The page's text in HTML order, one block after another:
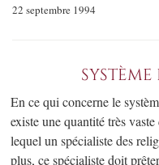
22 septembre 1994
En ce qui concerne le
existe une quantité très
lequel un spécialiste des
plus, ce spécialiste doit